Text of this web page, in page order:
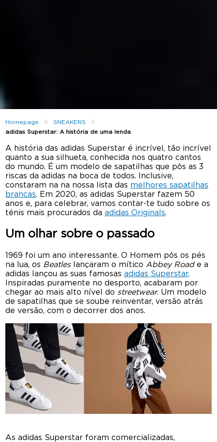
Homepage » SNEAKERS »
adidas Superstar: A história de uma lenda
A história das adidas Superstar é incrível, tão incrível
quanto a sua silhueta, conhecida nos quatro cantos
do mundo. É um modelo de sapatilhas que pôs as 3
riscas da adidas na boca de todos. Inclusive,
constaram na na nossa lista das melhores sapatilhas
brancas. Em 2020, as adidas Superstar fazem 50
anos e, para celebrar, vamos contar-te tudo sobre os
ténis mais procurados daadidas Originals.
Um olhar sobre o passado
1969 foi um ano interessante. O Homem pôs os pés
na lua, os Beatles lançaram o mítico Abbey Roade a
adidas lançou as suas famosasadidas Superstar.
Inspiradas puramente no desporto, acabaram por
chegar ao mais alto nível do streetwear. Um modelo
de sapatilhas que se soube reinventar, versão atrás
de versão, com o decorrer dos anos.
As adidas Superstar foram comercializadas,